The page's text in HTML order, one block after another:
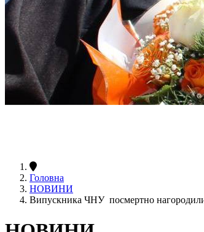
Головна
НОВИНИ
Випускника ЧНУ посмертно